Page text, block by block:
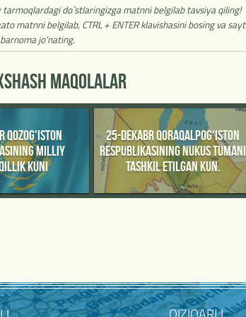
do`stlaringizga matnni belgilab tavsiya qiling!
matnni belgilab, CTRL + ENTER klavishasini bosing va sayt
jo'nating.
MAQOLALAR
QOZOG'ISTON
MILLIY
KUNI
25-DEKABR QORAQALPOG‘ISTON
RESPUBLIKASINING NUKUS TUMANI
TASHKIL ETILGAN KUN.